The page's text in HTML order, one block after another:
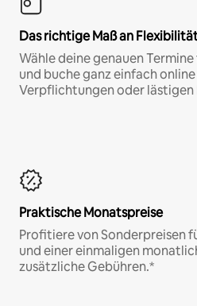
Das richtige Maß an
Wähle deine genauen
und buche ganz einfach
Verpflichtungen oder lästigen
Praktische Monatspreise
Profitiere von Sonderpreisen
und einer einmaligen
zusätzliche Gebühren.*